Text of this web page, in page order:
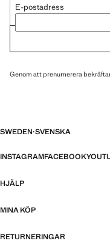
E-postadress
Genom att prenumerera
SWEDEN·SVENSKA
INSTAGRAMFACEBOOK
HJÄLP
MINA KÖP
RETURNERINGAR